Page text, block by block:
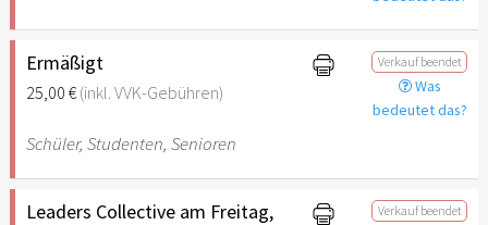
Ermäßigt
25,00 €(inkl. VVK-Gebühren)
Verkauf beendet
Was
bedeutet das?
Schüler, Studenten, Senioren
Leaders Collective am Freitag,
Verkauf beendet